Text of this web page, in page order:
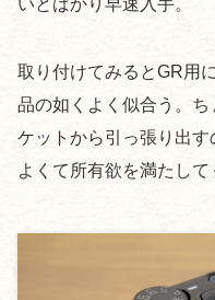
いとばかり早速入手。
取り付けてみるとGR用
品の如くよく似合う。
ケットから引っ張り出
よくて所有欲を満たして